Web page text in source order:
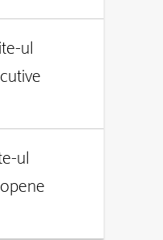
ul
ul